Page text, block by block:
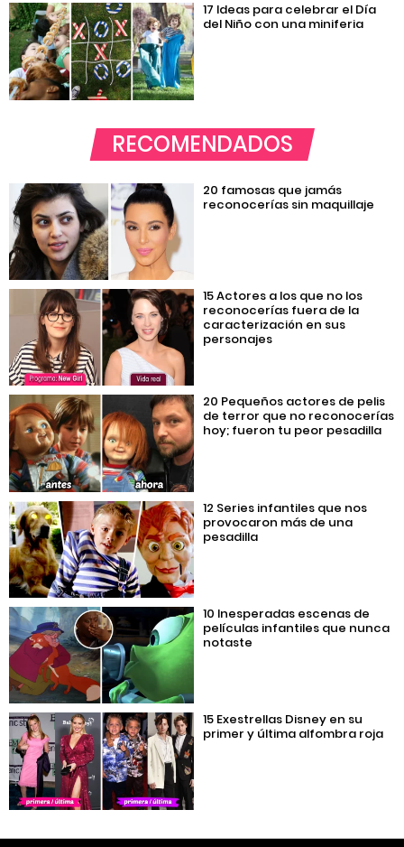
17 Ideas para celebrar el Día
del Niño con una miniferia
RECOMENDADOS
20 famosas que jamás
reconocerías sin maquillaje
15 Actores a los que no los
reconocerías fuera de la
caracterización en sus
personajes
20 Pequeños actores de pelis
de terror que no reconocerías
hoy; fueron tu peor pesadilla
12 Series infantiles que nos
provocaron más de una
pesadilla
10 Inesperadas escenas de
películas infantiles que nunca
notaste
15 Exestrellas Disney en su
primer y última alfombra roja